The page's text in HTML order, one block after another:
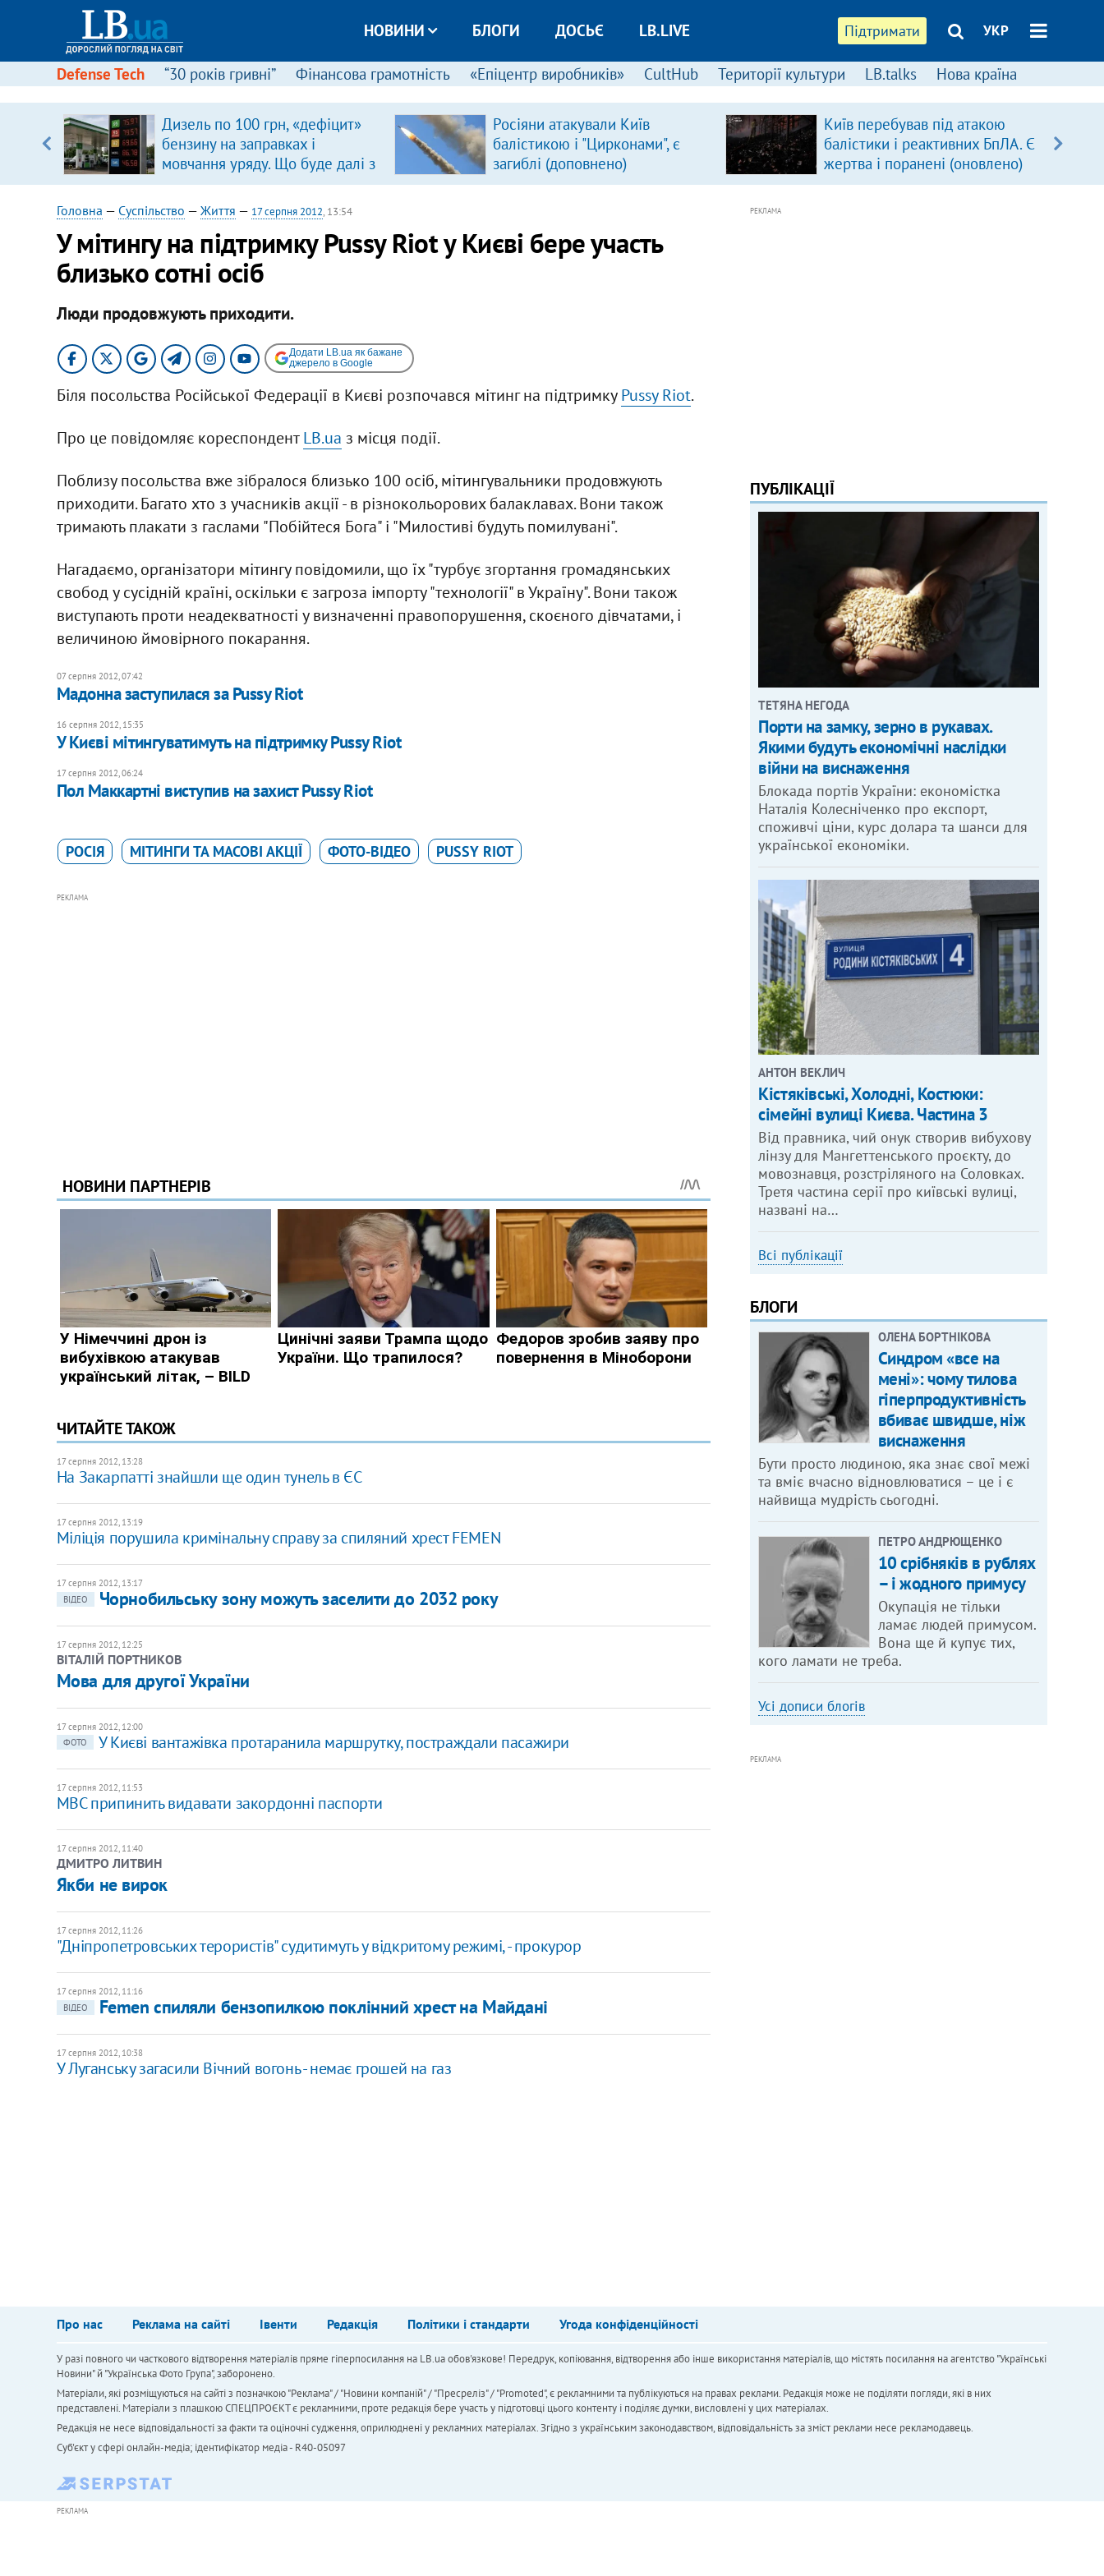
Підтримати УКР
НОВИНИ БЛОГИ ДОСЬЄ LB.LIVE
Defense Tech “30 років гривні” Фінансова грамотність «Епіцентр виробників» CultHub Території культури LB.talks Нова країна
Дизель по 100 грн, «дефіцит»
бензину на заправках і
мовчання уряду. Що буде далі з
цінами на пальне?
Росіяни атакували Київ
балістикою і "Цирконами", є
загиблі (доповнено)
Київ перебував під атакою
балістики і реактивних БпЛА. Є
жертва і поранені (оновлено)
Головна — Суспільство — Життя — 17 серпня 2012, 13:54
У мітингу на підтримку Pussy Riot у Києві бере участь
близько сотні осіб
Люди продовжують приходити.
Додати LB.ua як бажане
джерело в Google
Біля посольства Російської Федерації в Києві розпочався мітинг на підтримкуPussy Riot.
Про це повідомляє кореспондентLB.ua з місця події.
Поблизу посольства вже зібралося близько 100 осіб, мітингувальники продовжують
приходити. Багато хто з учасників акції - в різнокольорових балаклавах. Вони також
тримають плакати з гаслами "Побійтеся Бога" і "Милостиві будуть помилувані".
Нагадаємо, організатори мітингу повідомили, що їх "турбує згортання громадянських
свобод у сусідній країні, оскільки є загроза імпорту "технології" в Україну". Вони також
виступають проти неадекватності у визначенні правопорушення, скоєного дівчатами, і
величиною ймовірного покарання.
07 серпня 2012, 07:42
Мадонна заступилася за Pussy Riot
16 серпня 2012, 15:35
У Києві мітингуватимуть на підтримку Pussy Riot
17 серпня 2012, 06:24
Пол Маккартні виступив на захист Pussy Riot
РОСІЯ МІТИНГИ ТА МАСОВІ АКЦІЇ ФОТО-ВІДЕО PUSSY RIOT
РЕКЛАМА
ЧИТАЙТЕ ТАКОЖ
17 серпня 2012, 13:28
На Закарпатті знайшли ще один тунель в ЄС
17 серпня 2012, 13:19
Міліція порушила кримінальну справу за спиляний хрест FEMEN
17 серпня 2012, 13:17
ВІДЕО
Чорнобильську зону можуть заселити до 2032 року
17 серпня 2012, 12:25
ВІТАЛІЙ ПОРТНИКОВ
Мова для другої України
17 серпня 2012, 12:00
ФОТО
У Києві вантажівка протаранила маршрутку, постраждали пасажири
17 серпня 2012, 11:53
МВС припинить видавати закордонні паспорти
17 серпня 2012, 11:40
ДМИТРО ЛИТВИН
Якби не вирок
17 серпня 2012, 11:26
"Дніпропетровських терористів" судитимуть у відкритому режимі, - прокурор
17 серпня 2012, 11:16
ВІДЕО
Femen спиляли бензопилкою поклінний хрест на Майдані
17 серпня 2012, 10:38
У Луганську загасили Вічний вогонь - немає грошей на газ
РЕКЛАМА
ПУБЛІКАЦІЇ
ТЕТЯНА НЕГОДА
Порти на замку, зерно в рукавах.
Якими будуть економічні наслідки
війни на виснаження
Блокада портів України: економістка
Наталія Колесніченко про експорт,
споживчі ціни, курс долара та шанси для
української економіки.
АНТОН ВЕКЛИЧ
Кістяківські, Холодні, Костюки:
сімейні вулиці Києва. Частина 3
Від правника, чий онук створив вибухову
лінзу для Мангеттенського проєкту, до
мовознавця, розстріляного на Соловках.
Третя частина серії про київські вулиці,
названі на…
Всі публікації
БЛОГИ
ОЛЕНА БОРТНІКОВА
Синдром «все на
мені»: чому тилова
гіперпродуктивність
вбиває швидше, ніж
виснаження
Бути просто людиною, яка знає свої межі
та вміє вчасно відновлюватися – це і є
найвища мудрість сьогодні.
ПЕТРО АНДРЮЩЕНКО
10 срібняків в рублях
– і жодного примусу
Окупація не тільки
ламає людей примусом.
Вона ще й купує тих,
кого ламати не треба.
Усі дописи блогів
РЕКЛАМА
Про нас Реклама на сайті Івенти Редакція Політики і стандарти Угода конфіденційності
У разі повного чи часткового відтворення матеріалів пряме гіперпосилання на LB.ua обов'язкове! Передрук, копіювання, відтворення або інше використання матеріалів, що містять посилання на агентство "Українськi
Новини" й "Українська Фото Група", заборонено.
Матеріали, які розміщуються на сайті з позначкою "Реклама" / "Новини компаній" / "Пресреліз" / "Promoted", є рекламними та публікуються на правах реклами. Редакція може не поділяти погляди, які в них
представлені. Матеріали з плашкою СПЕЦПРОЄКТ є рекламними, проте редакція бере участь у підготовці цього контенту і поділяє думки, висловлені у цих матеріалах.
Редакція не несе відповідальності за факти та оціночні судження, оприлюднені у рекламних матеріалах. Згідно з українським законодавством, відповідальність за зміст реклами несе рекламодавець.
Cуб'єкт у сфері онлайн-медіа; ідентифікатор медіа - R40-05097
РЕКЛАМА